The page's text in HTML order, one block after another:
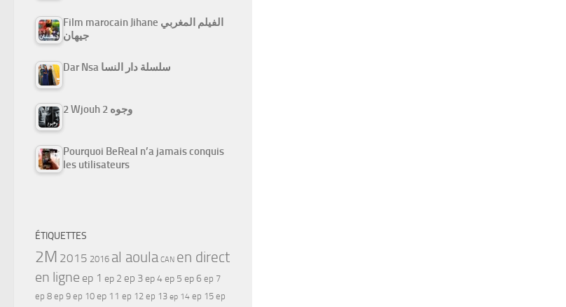
Film marocain Jihane الفيلم المغربي
جيهان
Dar Nsa سلسلة دار النسا
2 Wjouh 2 وجوه
Pourquoi BeReal n’a jamais conquis
les utilisateurs
ÉTIQUETTES
2M 2015 2016 al aoula CAN en direct
en ligne ep 1 ep 2 ep 3ep 4ep 5 ep 6 ep 7
ep 8 ep 9 ep 10 ep 11 ep 12 ep 13 ep 14 ep 15 ep